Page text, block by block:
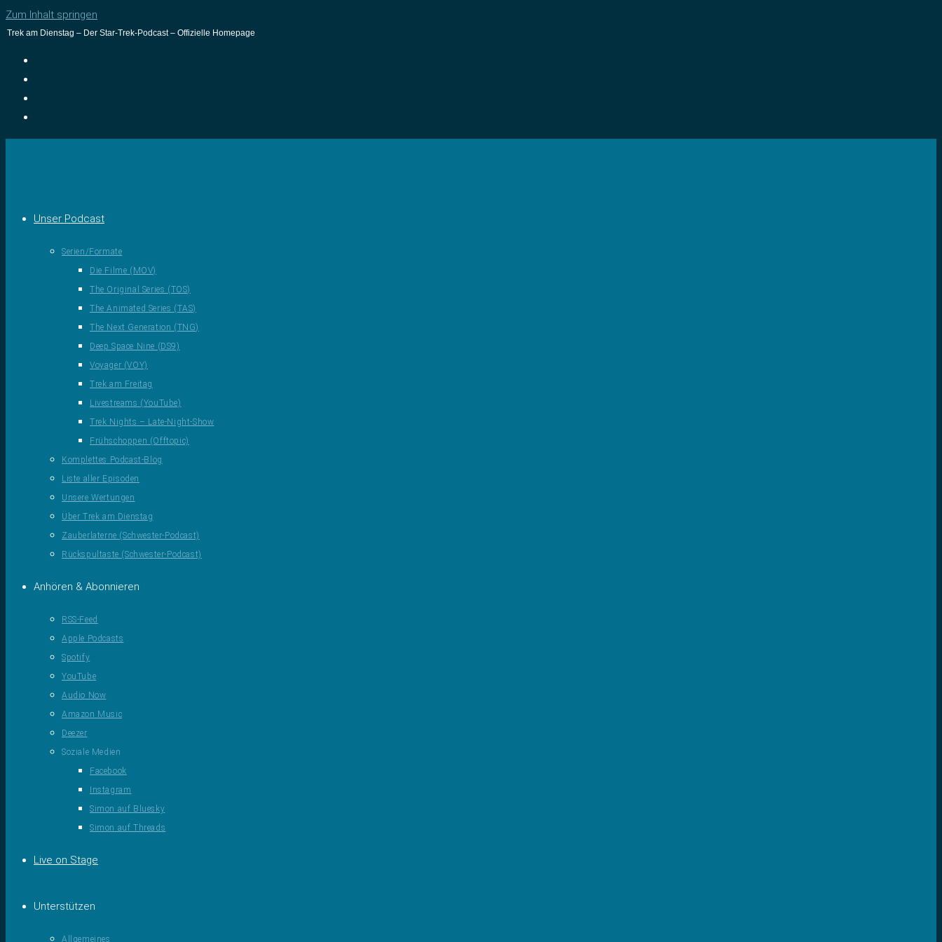
Zum Inhalt springen
Trek am Dienstag – Der Star-Trek-Podcast – Offizielle Homepage
Unser Podcast
Serien/Formate
Die Filme (MOV)
The Original Series (TOS)
The Animated Series (TAS)
The Next Generation (TNG)
Deep Space Nine (DS9)
Voyager (VOY)
Trek am Freitag
Livestreams (YouTube)
Trek Nights – Late-Night-Show
Frühschoppen (Offtopic)
Komplettes Podcast-Blog
Liste aller Episoden
Unsere Wertungen
Über Trek am Dienstag
Zauberlaterne (Schwester-Podcast)
Rückspultaste (Schwester-Podcast)
Anhören & Abonnieren
RSS-Feed
Apple Podcasts
Spotify
YouTube
Audio Now
Amazon Music
Deezer
Soziale Medien
Facebook
Instagram
Simon auf Bluesky
Simon auf Threads
Live on Stage
Unterstützen
Allgemeines